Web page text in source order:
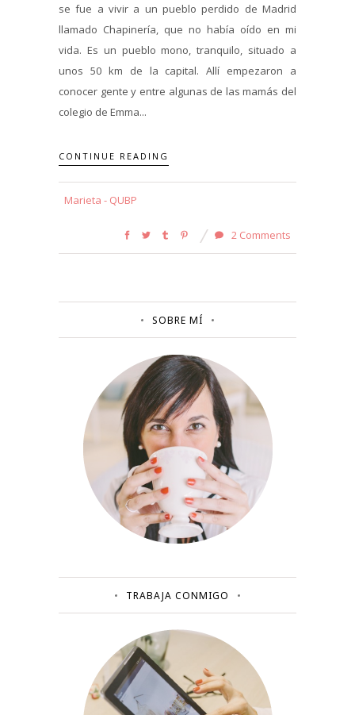
se fue a vivir a un pueblo perdido de Madrid
llamado Chapinería, que no había oído en mi
vida. Es un pueblo mono, tranquilo, situado a
unos 50 km de la capital. Allí empezaron a
conocer gente y entre algunas de las mamás del
colegio de Emma...
CONTINUE READING
Marieta - QUBP
2 Comments
SOBRE MÍ
TRABAJA CONMIGO